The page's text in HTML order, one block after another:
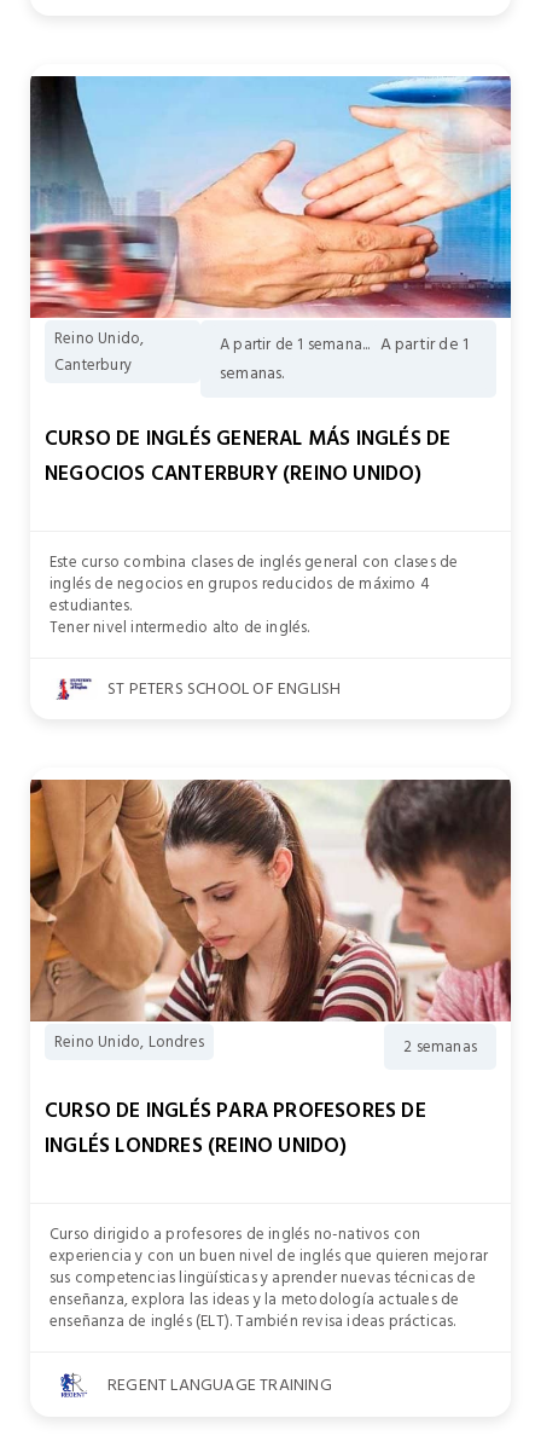
Reino Unido,
Canterbury
A partir de 1 semana... A partir de 1
semanas.
CURSO DE INGLÉS GENERAL MÁS INGLÉS DE
NEGOCIOS CANTERBURY (REINO UNIDO)
Este curso combina clases de inglés general con clases de
inglés de negocios en grupos reducidos de máximo 4
estudiantes.
Tener nivel intermedio alto de inglés.
ST PETERS SCHOOL OF ENGLISH
Reino Unido, Londres 2 semanas
CURSO DE INGLÉS PARA PROFESORES DE
INGLÉS LONDRES (REINO UNIDO)
Curso dirigido a profesores de inglés no-nativos con
experiencia y con un buen nivel de inglés que quieren mejorar
sus competencias lingüísticas y aprender nuevas técnicas de
enseñanza, explora las ideas y la metodología actuales de
enseñanza de inglés (ELT). También revisa ideas prácticas.
REGENT LANGUAGE TRAINING